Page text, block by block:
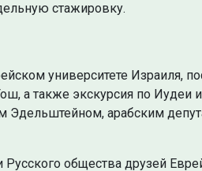
стажировку.
университете Израиля,
а также экскурсия по Иудеи
Эдельштейном, арабским
общества друзей